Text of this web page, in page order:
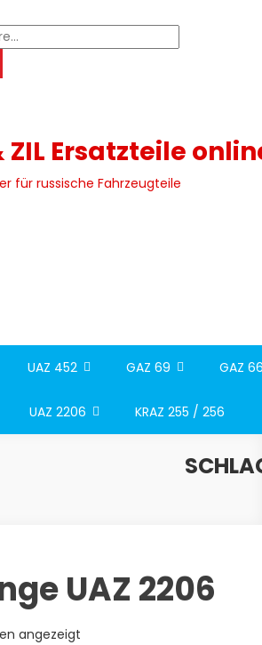
ZIL Ersatzteile
für russische Fahrzeugteile
UAZ 452 GAZ 69 GAZ
UAZ 2206 KRAZ 255 / 256
UAZ 2206
angezeigt